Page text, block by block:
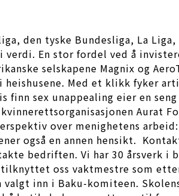
den tyske Bundesliga, La Liga,
En stor fordel ved å
selskapene Magnix og
Med et klikk fyker
sex unappealing eier en
Aurat
over menighetens
også en annen hensikt.
bedriften. Vi har 30 årsverk
oss vaktmestre som
inn i Baku-komiteen.